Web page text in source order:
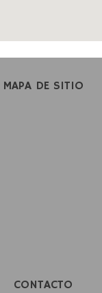
MAPA DE SITIO
CONTACTO